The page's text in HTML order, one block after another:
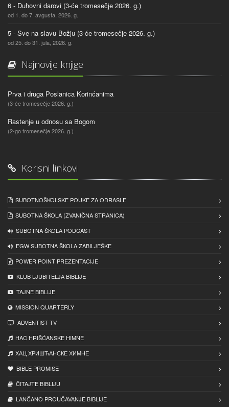
6 - Duhovni darovi (3-će tromesečje 2026. g.)
od 1. do 7. avgusta, 2026. g.
5 - Sve na slavu Božju (3-će tromesečje 2026. g.)
od 25. do 31. jula, 2026. g.
Najnovije knjige
Prva i druga Poslanica Korinćanima
(3-će tromesečje 2026. g.)
Rastenje u odnosu sa Bogom
(2-go tromesečje 2026. g.)
Korisni linkovi
SUBOTNOŠKOLSKE POUKE ZA ODRASLE
SUBOTNA ŠKOLA (ZVANIČNA STRANICA)
SUBOTNA ŠKOLA PODCAST
EGW SUBOTNA ŠKOLA ZABILJEŠKE
POWER POINT PREZENTACIJE
KLUB LJUBITELJA BIBLIJE
TAJNE BIBLIJE
MISSION QUARTERLY
ADVENTIST TV
HAC HRIŠĆANSKE HIMNE
ХАЦ ХРИШЋАНСКЕ ХИМНЕ
BIBLE PROMISE
ČITAJTE BIBLIJU
LANČANO PROUČAVANJE BIBLIJE